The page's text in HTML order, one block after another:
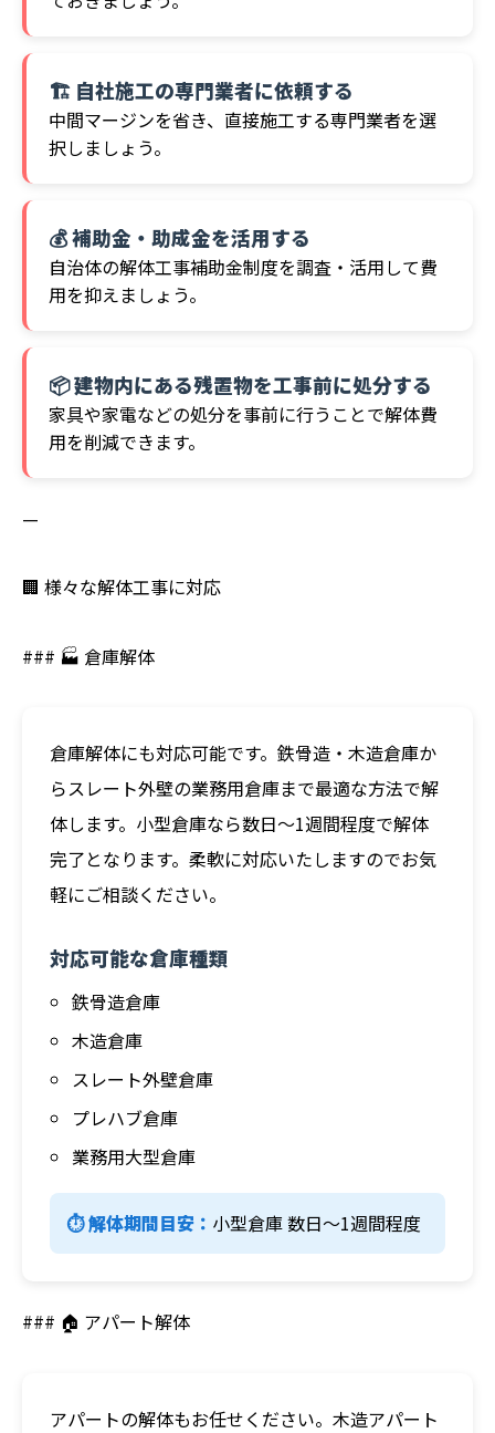
🏗️ 自社施工の専門業者に依頼する
中間マージンを省き、直接施工する専門業者を選
択しましょう。
💰 補助金・助成金を活用する
自治体の解体工事補助金制度を調査・活用して費
用を抑えましょう。
📦 建物内にある残置物を工事前に処分する
家具や家電などの処分を事前に行うことで解体費
用を削減できます。
—
🏢 様々な解体工事に対応
### 🏭 倉庫解体
倉庫解体にも対応可能です。鉄骨造・木造倉庫か
らスレート外壁の業務用倉庫まで最適な方法で解
体します。小型倉庫なら数日～1週間程度で解体
完了となります。柔軟に対応いたしますのでお気
軽にご相談ください。
対応可能な倉庫種類
鉄骨造倉庫
木造倉庫
スレート外壁倉庫
プレハブ倉庫
業務用大型倉庫
⏱️ 解体期間目安： 小型倉庫 数日～1週間程度
### 🏠 アパート解体
アパートの解体もお任せください。木造アパート